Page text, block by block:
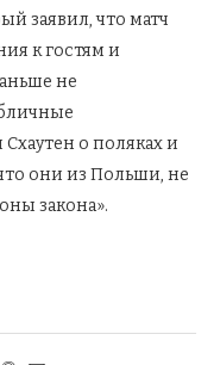
заявил, что матч
к гостям и
не
о поляках и
они из Польши, не
закона».